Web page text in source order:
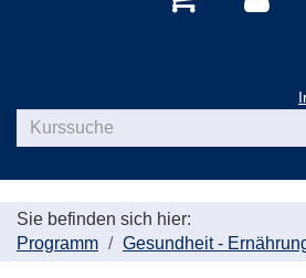
Sie befinden sich hier:
Programm
Gesundheit -